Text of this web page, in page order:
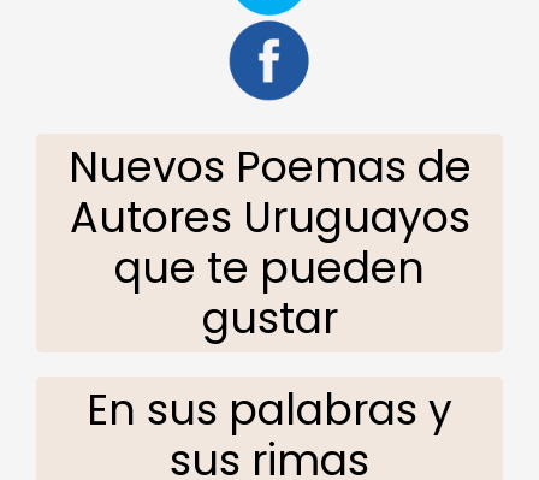
Nuevos Poemas de
Autores Uruguayos
que te pueden
gustar
En sus palabras y
sus rimas